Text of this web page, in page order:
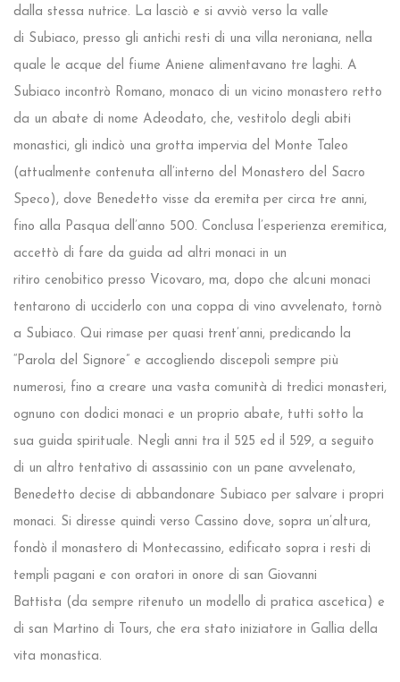
dalla stessa nutrice. La lasciò e si avviò verso la valle
di Subiaco, presso gli antichi resti di una villa neroniana, nella
quale le acque del fiume Aniene alimentavano tre laghi. A
Subiaco incontrò Romano, monaco di un vicino monastero retto
da un abate di nome Adeodato, che, vestitolo degli abiti
monastici, gli indicò una grotta impervia del Monte Taleo
(attualmente contenuta all’interno del Monastero del Sacro
Speco), dove Benedetto visse da eremita per circa tre anni,
fino alla Pasqua dell’anno 500. Conclusa l’esperienza eremitica,
accettò di fare da guida ad altri monaci in un
ritiro cenobitico presso Vicovaro, ma, dopo che alcuni monaci
tentarono di ucciderlo con una coppa di vino avvelenato, tornò
a Subiaco. Qui rimase per quasi trent’anni, predicando la
“Parola del Signore” e accogliendo discepoli sempre più
numerosi, fino a creare una vasta comunità di tredici monasteri,
ognuno con dodici monaci e un proprio abate, tutti sotto la
sua guida spirituale. Negli anni tra il 525 ed il 529, a seguito
di un altro tentativo di assassinio con un pane avvelenato,
Benedetto decise di abbandonare Subiaco per salvare i propri
monaci. Si diresse quindi verso Cassino dove, sopra un’altura,
fondò il monastero di Montecassino, edificato sopra i resti di
templi pagani e con oratori in onore di san Giovanni
Battista (da sempre ritenuto un modello di pratica ascetica) e
di san Martino di Tours, che era stato iniziatore in Gallia della
vita monastica.